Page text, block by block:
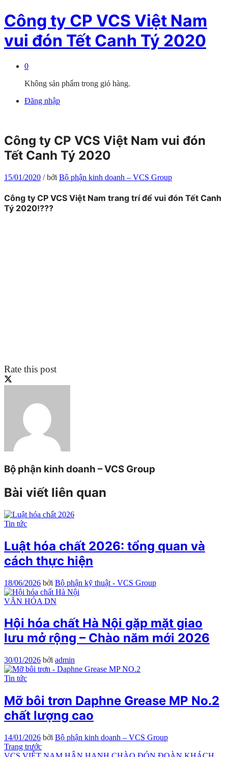
Công ty CP VCS Việt Nam
vui đón Tết Canh Tý 2020
0
Không sản phẩm trong giỏ hàng.
Đăng nhập
Công ty CP VCS Việt Nam vui đón
Tết Canh Tý 2020
15/01/2020 /bởi Bộ phận kinh doanh – VCS Group
Công ty CP VCS Việt Nam trang trí để vui đón Tết Canh
Tý 2020!???
Rate this post
Bộ phận kinh doanh – VCS Group
Bài viết liên quan
Tin tức
Luật hóa chất 2026: tổng quan và
cách thực hiện
18/06/2026 bởi Bộ phận kỹ thuật - VCS Group
VĂN HÓA DN
Hội hóa chất Hà Nội gặp mặt giao
lưu mở rộng – Chào năm mới 2026
30/01/2026 bởi admin
Tin tức
Mỡ bôi trơn Daphne Grease MP No.2
chất lượng cao
14/01/2026 bởi Bộ phận kinh doanh – VCS Group
Điều
Bài
Trang trước